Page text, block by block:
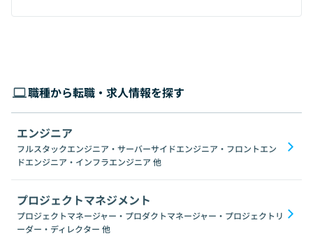
職種から転職・求人情報を探す
エンジニア
フルスタックエンジニア・サーバーサイドエンジニア・フロントエン
ドエンジニア・インフラエンジニア 他
プロジェクトマネジメント
プロジェクトマネージャー・プロダクトマネージャー・プロジェクトリ
ーダー・ディレクター 他